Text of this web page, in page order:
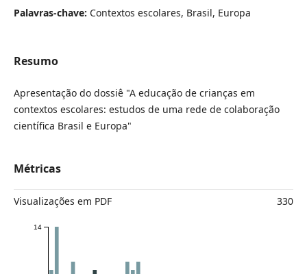
Palavras-chave: Contextos escolares, Brasil, Europa
Resumo
Apresentação do dossiê "A educação de crianças em
contextos escolares: estudos de uma rede de colaboração
científica Brasil e Europa"
Métricas
Visualizações em PDF 330
14